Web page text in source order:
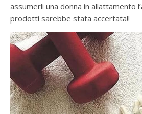
assumerli una donna in allattamento
prodotti sarebbe stata accertata!!